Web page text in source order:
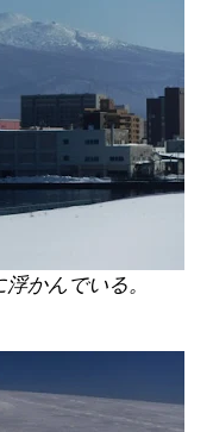
かんでいる。